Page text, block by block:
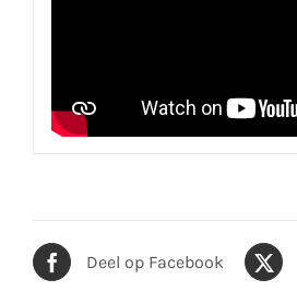
Deel op Facebook